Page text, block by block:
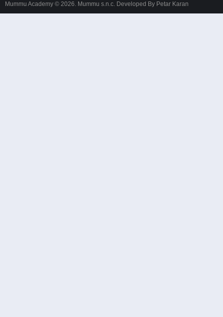
Mummu Academy © 2026. Mummu s.n.c. Developed By Petar Karan